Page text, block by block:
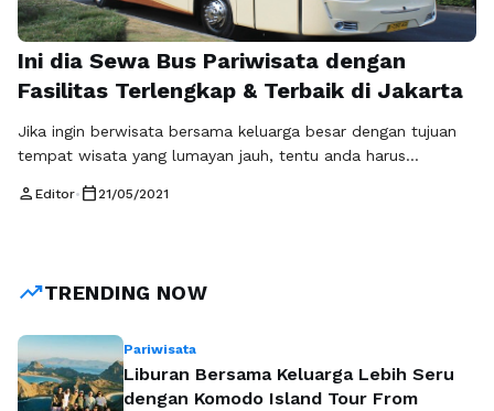
Ini dia Sewa Bus Pariwisata dengan
Fasilitas Terlengkap & Terbaik di Jakarta
Jika ingin berwisata bersama keluarga besar dengan tujuan
tempat wisata yang lumayan jauh, tentu anda harus
banyak. Dan tentu saja kendaraan pribadi pun tidak akan bisa
person Editor• calendar_today 21/05/2021
trending_upTRENDING NOW
Pariwisata
Liburan Bersama Keluarga Lebih Seru
dengan Komodo Island Tour From